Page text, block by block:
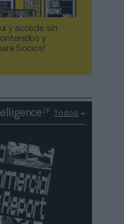
y accede sin
y
Socios!​​​​​​​
2P Todos